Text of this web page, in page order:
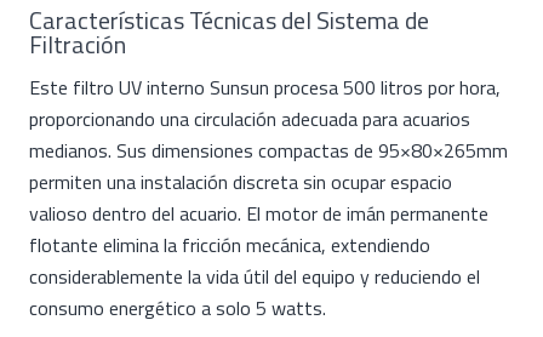
Características Técnicas del Sistema de
Filtración
Este filtro UV interno Sunsun procesa 500 litros por hora,
proporcionando una circulación adecuada para acuarios
medianos. Sus dimensiones compactas de 95×80×265mm
permiten una instalación discreta sin ocupar espacio
valioso dentro del acuario. El motor de imán permanente
flotante elimina la fricción mecánica, extendiendo
considerablemente la vida útil del equipo y reduciendo el
consumo energético a solo 5 watts.